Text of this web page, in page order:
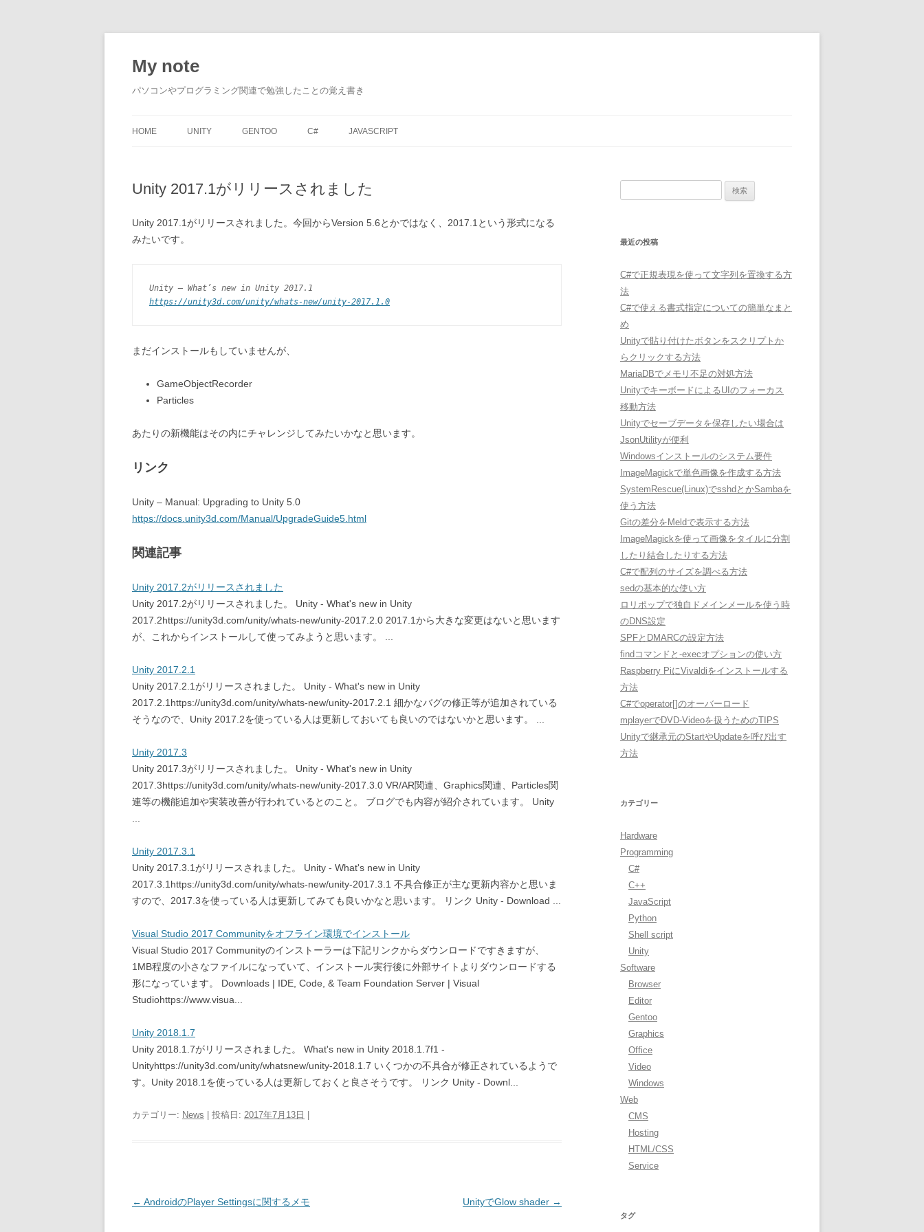
My note
パソコンやプログラミング関連で勉強したことの覚え書き
HOME UNITY GENTOO C# JAVASCRIPT
Unity 2017.1がリリースされました
Unity 2017.1がリリースされました。今回からVersion 5.6とかではなく、2017.1という形式になる
みたいです。
Unity – What’s new in Unity 2017.1
https://unity3d.com/unity/whats-new/unity-2017.1.0
まだインストールもしていませんが、
GameObjectRecorder
Particles
あたりの新機能はその内にチャレンジしてみたいかなと思います。
リンク
Unity – Manual: Upgrading to Unity 5.0
https://docs.unity3d.com/Manual/UpgradeGuide5.html
関連記事
Unity 2017.2がリリースされました
Unity 2017.2がリリースされました。 Unity - What's new in Unity
2017.2https://unity3d.com/unity/whats-new/unity-2017.2.0 2017.1から大きな変更はないと思います
が、これからインストールして使ってみようと思います。 ...
Unity 2017.2.1
Unity 2017.2.1がリリースされました。 Unity - What's new in Unity
2017.2.1https://unity3d.com/unity/whats-new/unity-2017.2.1 細かなバグの修正等が追加されている
そうなので、Unity 2017.2を使っている人は更新しておいても良いのではないかと思います。 ...
Unity 2017.3
Unity 2017.3がリリースされました。 Unity - What's new in Unity
2017.3https://unity3d.com/unity/whats-new/unity-2017.3.0 VR/AR関連、Graphics関連、Particles関
連等の機能追加や実装改善が行われているとのこと。 ブログでも内容が紹介されています。 Unity
Unity 2017.3.1
Unity 2017.3.1がリリースされました。 Unity - What's new in Unity
2017.3.1https://unity3d.com/unity/whats-new/unity-2017.3.1 不具合修正が主な更新内容かと思いま
すので、2017.3を使っている人は更新してみても良いかなと思います。 リンク Unity - Download ...
Visual Studio 2017 Communityをオフライン環境でインストール
Visual Studio 2017 Communityのインストーラーは下記リンクからダウンロードですきますが、
1MB程度の小さなファイルになっていて、インストール実行後に外部サイトよりダウンロードする
形になっています。 Downloads | IDE, Code, & Team Foundation Server | Visual
Studiohttps://www.visua...
Unity 2018.1.7
Unity 2018.1.7がリリースされました。 What's new in Unity 2018.1.7f1 -
Unityhttps://unity3d.com/unity/whatsnew/unity-2018.1.7 いくつかの不具合が修正されているようで
す。Unity 2018.1を使っている人は更新しておくと良さそうです。 リンク Unity - Downl...
カテゴリー: News | 投稿日: 2017年7月13日
投
← AndroidのPlayer Settingsに関するメモ UnityでGlow shader →
最近の投稿
C#で正規表現を使って文字列を置換する方
法
C#で使える書式指定についての簡単なまと
め
Unityで貼り付けたボタンをスクリプトか
らクリックする方法
MariaDBでメモリ不足の対処方法
UnityでキーボードによるUIのフォーカス
移動方法
Unityでセーブデータを保存したい場合は
JsonUtilityが便利
Windowsインストールのシステム要件
ImageMagickで単色画像を作成する方法
SystemRescue(Linux)でsshdとかSambaを
使う方法
Gitの差分をMeldで表示する方法
ImageMagickを使って画像をタイルに分割
したり結合したりする方法
C#で配列のサイズを調べる方法
sedの基本的な使い方
ロリポップで独自ドメインメールを使う時
のDNS設定
SPFとDMARCの設定方法
findコマンドと-execオプションの使い方
Raspberry PiにVivaldiをインストールする
方法
C#でoperator[]のオーバーロード
mplayerでDVD-Videoを扱うためのTIPS
Unityで継承元のStartやUpdateを呼び出す
方法
カテゴリー
Hardware
Programming
C#
C++
JavaScript
Python
Shell script
Unity
Software
Browser
Editor
Gentoo
Graphics
Office
Video
Windows
Web
CMS
Hosting
HTML/CSS
Service
タグ